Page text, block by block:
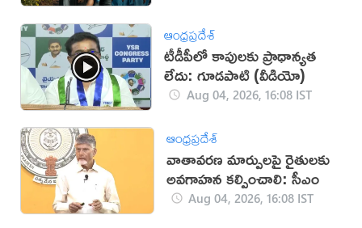
ఆంధ్రప్రదేశ్
టీడీపీలో కాపులకు ప్రాధాన్యత
లేదు: గూడపాటి (వీడియో)
Aug 04, 2026, 16:08 IST
ఆంధ్రప్రదేశ్
వాతావరణ మార్పులపై రైతులకు
అవగాహన కల్పించాలి: సీఎం
Aug 04, 2026, 16:08 IST